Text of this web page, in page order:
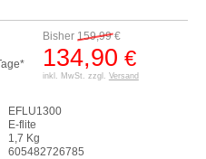
Bisher 159,99€
134,90 €
inkl. MwSt. zzgl. Versand
EFLU1300
E-flite
1,7 Kg
605482726785